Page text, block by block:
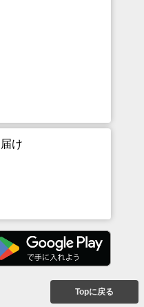
け
Topに戻る